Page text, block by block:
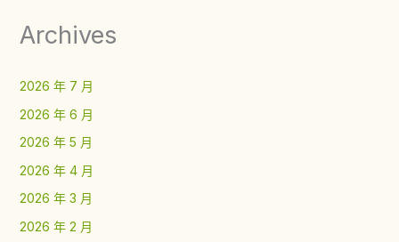
Archives
2026 年 7 月
2026 年 6 月
2026 年 5 月
2026 年 4 月
2026 年 3 月
2026 年 2 月